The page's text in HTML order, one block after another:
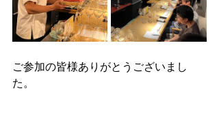
ご参加の皆様ありがとうございまし
た。